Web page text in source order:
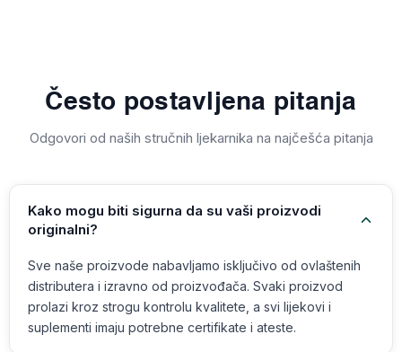
Često postavljena pitanja
Odgovori od naših stručnih ljekarnika na najčešća pitanja
Kako mogu biti sigurna da su vaši proizvodi
originalni?
Sve naše proizvode nabavljamo isključivo od ovlaštenih
distributera i izravno od proizvođača. Svaki proizvod
prolazi kroz strogu kontrolu kvalitete, a svi lijekovi i
suplementi imaju potrebne certifikate i ateste.